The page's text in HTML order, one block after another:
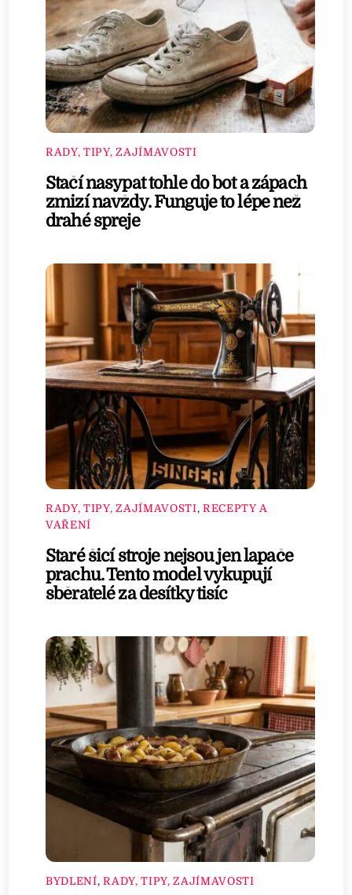
RADY, TIPY, ZAJÍMAVOSTI
Stačí nasypat tohle do bot a zápach
zmizí navždy. Funguje to lépe než
drahé spreje
RADY, TIPY, ZAJÍMAVOSTI, RECEPTY A
VAŘENÍ
Staré šicí stroje nejsou jen lapače
prachu. Tento model vykupují
sběratelé za desítky tisíc
BYDLENÍ,RADY, TIPY, ZAJÍMAVOSTI